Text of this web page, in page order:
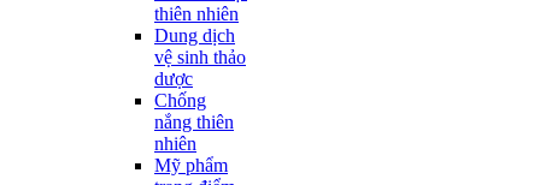
thiên nhiên
Dung dịch
vệ sinh thảo
dược
Chống
nắng thiên
nhiên
Mỹ phẩm